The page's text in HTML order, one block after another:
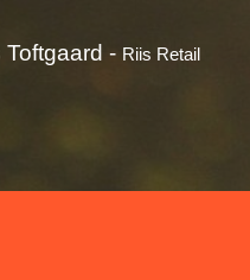
- Riis Retail